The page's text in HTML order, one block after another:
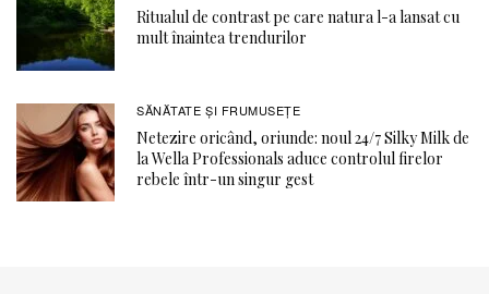
Ritualul de contrast pe care natura l-a lansat cu
mult înaintea trendurilor
SĂNĂTATE ŞI FRUMUSEȚE
Netezire oricând, oriunde: noul 24/7 Silky Milk de
la Wella Professionals aduce controlul firelor
rebele într-un singur gest